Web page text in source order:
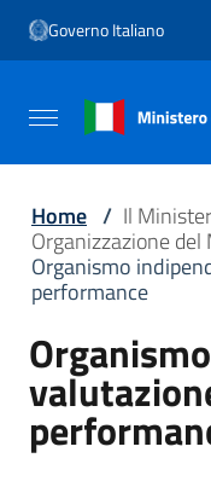
Vai al menu di
Vai al footer
Governo Italiano
Attiva / disattiva la
Home / Il
Organizzazione
Organismo
performance